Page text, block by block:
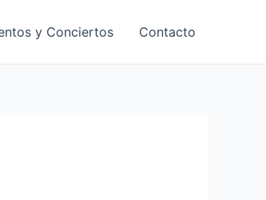
y Conciertos Contacto